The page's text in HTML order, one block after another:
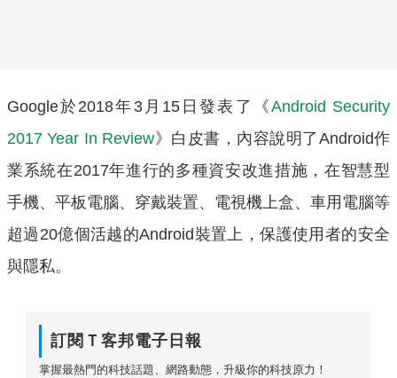
Google於2018年3月15日發表了《Android Security
2017 Year In Review》 白皮書，內容說明了Android作
業系統在2017年進行的多種資安改進措施，在智慧型
手機、平板電腦、穿戴裝置、電視機上盒、車用電腦等
超過20億個活越的Android裝置上，保護使用者的安全
與隱私。
訂閱Ｔ客邦電子日報
掌握最熱門的科技話題、網路動態，升級你的科技原力！